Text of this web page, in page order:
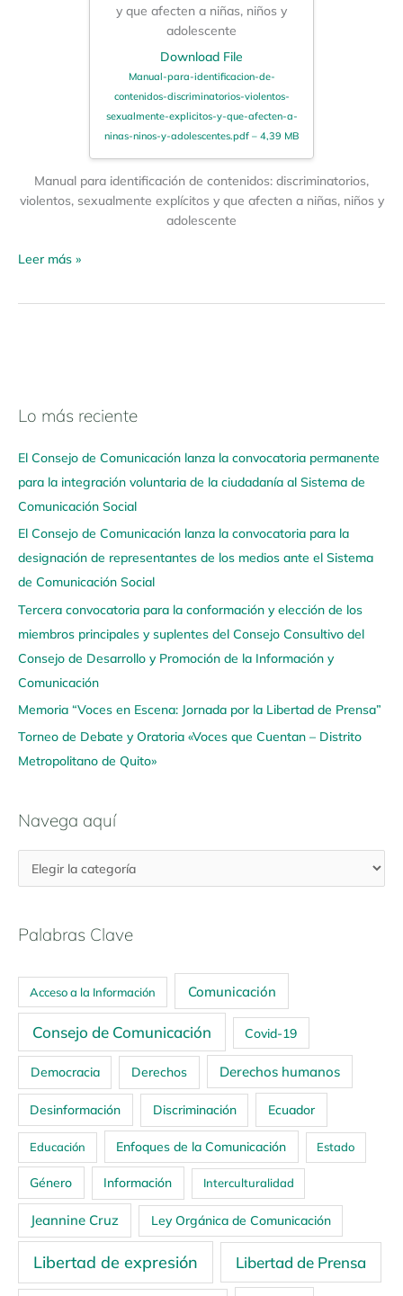
y que afecten a niñas, niños y
adolescente
Download File
Manual-para-identificacion-de-
contenidos-discriminatorios-violentos-
sexualmente-explicitos-y-que-afecten-a-
ninas-ninos-y-adolescentes.pdf – 4,39 MB
Manual para identificación de contenidos: discriminatorios,
violentos, sexualmente explícitos y que afecten a niñas, niños y
adolescente
Leer más »
Lo más reciente
El Consejo de Comunicación lanza la convocatoria permanente
para la integración voluntaria de la ciudadanía al Sistema de
Comunicación Social
El Consejo de Comunicación lanza la convocatoria para la
designación de representantes de los medios ante el Sistema
de Comunicación Social
Tercera convocatoria para la conformación y elección de los
miembros principales y suplentes del Consejo Consultivo del
Consejo de Desarrollo y Promoción de la Información y
Comunicación
Memoria “Voces en Escena: Jornada por la Libertad de Prensa”
Torneo de Debate y Oratoria «Voces que Cuentan – Distrito
Metropolitano de Quito»
Navega aquí
N
v
e
g
a
a
q
u
í
Palabras Clave
Acceso a la Información Comunicación
Consejo de Comunicación Covid-19
Democracia Derechos Derechos humanos
Desinformación Discriminación Ecuador
Educación Enfoques de la Comunicación Estado
Género Información Interculturalidad
Jeannine Cruz Ley Orgánica de Comunicación
Libertad de expresión Libertad de Prensa